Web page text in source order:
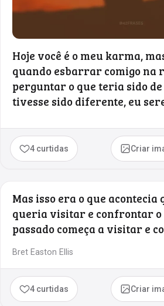
Hoje você é o meu karma,
quando esbarrar comigo na
perguntar o que teria sido de
tivesse sido diferente, eu
4 curtidas Criar
Mas isso era o que acontecia
queria visitar e confrontar o
passado começa a visitar e
Bret Easton Ellis
4 curtidas Criar